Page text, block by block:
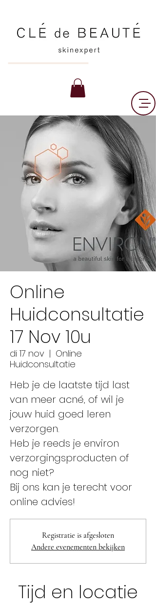
Online
Huidconsultatie
17 Nov 10u
di 17 nov
  |
Online
Huidconsultatie
Heb je de laatste tijd last
van meer acné, of wil je
jouw huid goed leren
verzorgen.
Heb je reeds je environ
verzorgingsproducten of
nog niet?
Bij ons kan je terecht voor
online advies!
Registratie is afgesloten
Andere evenementen bekijken
Tijd en locatie